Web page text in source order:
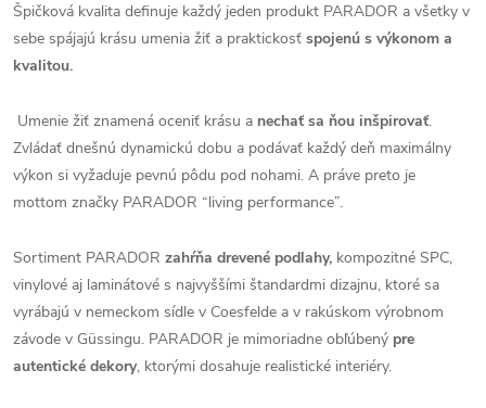
Špičková kvalita definuje každý jeden produkt PARADOR a všetky v
sebe spájajú krásu umenia žiť a praktickosť spojenú s výkonom a
kvalitou.
Umenie žiť znamená oceniť krásu a nechať sa ňou inšpirovať.
Zvládať dnešnú dynamickú dobu a podávať každý deň maximálny
výkon si vyžaduje pevnú pôdu pod nohami. A práve preto je
mottom značky PARADOR “living performance”.
Sortiment PARADOR zahŕňa drevené podlahy, kompozitné SPC,
vinylové aj laminátové s najvyššími štandardmi dizajnu, ktoré sa
vyrábajú v nemeckom sídle v Coesfelde a v rakúskom výrobnom
závode v Güssingu. PARADOR je mimoriadne obľúbený pre
autentické dekory, ktorými dosahuje realistické interiéry.